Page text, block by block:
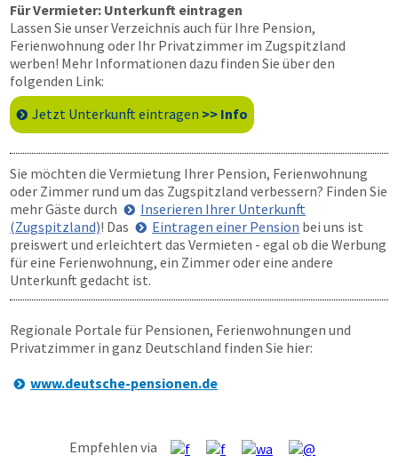
Für Vermieter: Unterkunft eintragen
Lassen Sie unser Verzeichnis auch für Ihre Pension,
Ferienwohnung oder Ihr Privatzimmer im Zugspitzland
werben! Mehr Informationen dazu finden Sie über den
folgenden Link:
Jetzt Unterkunft eintragen >> Info
Sie möchten die Vermietung Ihrer Pension, Ferienwohnung
oder Zimmer rund um das Zugspitzland verbessern? Finden Sie
mehr Gäste durch
Inserieren Ihrer Unterkunft
(Zugspitzland)! Das Eintragen einer Pension bei uns ist
preiswert und erleichtert das Vermieten - egal ob die Werbung
für eine Ferienwohnung, ein Zimmer oder eine andere
Unterkunft gedacht ist.
Regionale Portale für Pensionen, Ferienwohnungen und
Privatzimmer in ganz Deutschland finden Sie hier:
www.deutsche-pensionen.de
Empfehlen via